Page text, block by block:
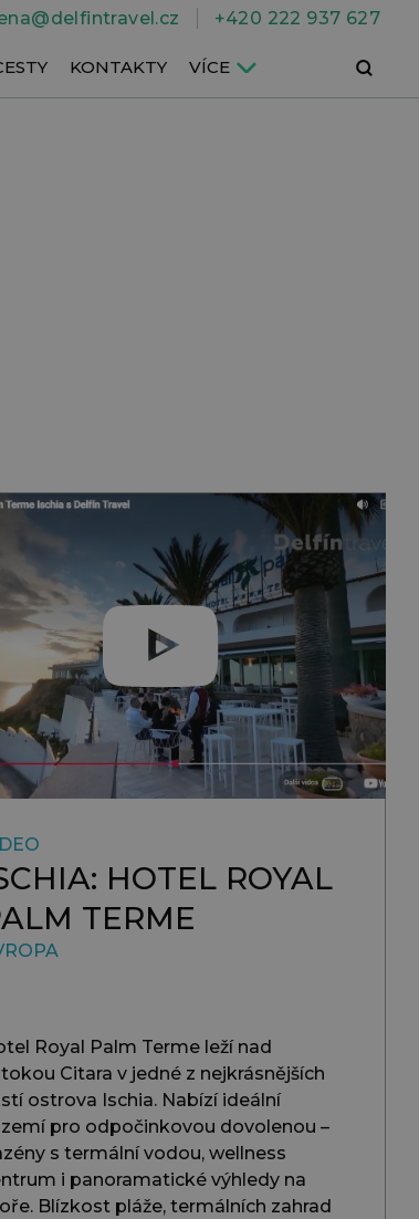
+420 222 937 627
KONTAKTY VÍCEHledat
HOTEL ROYAL
TERME
Royal Palm Terme leží nad
Citara v jedné z nejkrásnějších
ostrova Ischia. Nabízí ideální
pro odpočinkovou dovolenou –
s termální vodou, wellness
i panoramatické výhledy na
Blízkost pláže, termálních zahrad